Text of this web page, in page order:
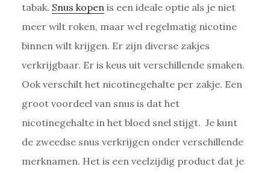
tabak. Snus kopen is een ideale optie als je niet
meer wilt roken, maar wel regelmatig nicotine
binnen wilt krijgen. Er zijn diverse zakjes
verkrijgbaar. Er is keus uit verschillende smaken.
Ook verschilt het nicotinegehalte per zakje. Een
groot voordeel van snus is dat het
nicotinegehalte in het bloed snel stijgt. Je kunt
de zweedse snus verkrijgen onder verschillende
merknamen. Het is een veelzijdig product dat je